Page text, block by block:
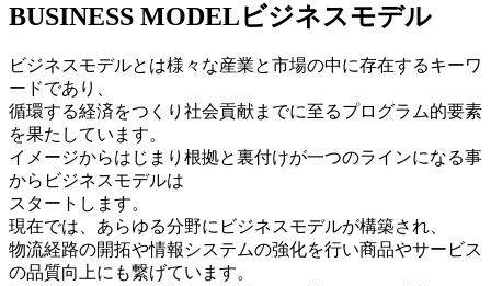
BUSINESS MODELビジネスモデル
ビジネスモデルとは様々な産業と市場の中に存在するキーワ
ードであり、
循環する経済をつくり社会貢献までに至るプログラム的要素
を果たしています。
イメージからはじまり根拠と裏付けが一つのラインになる事
からビジネスモデルは
スタートします。
現在では、あらゆる分野にビジネスモデルが構築され、
物流経路の開拓や情報システムの強化を行い商品やサービス
の品質向上にも繋げています。